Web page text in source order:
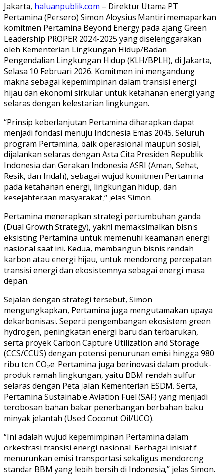
Jakarta, haluanpublik.com – Direktur Utama PT
Pertamina (Persero) Simon Aloysius Mantiri memaparkan
komitmen Pertamina Beyond Energy pada ajang Green
Leadership PROPER 2024-2025 yang diselenggarakan
oleh Kementerian Lingkungan Hidup/Badan
Pengendalian Lingkungan Hidup (KLH/BPLH), di Jakarta,
Selasa 10 Februari 2026. Komitmen ini mengandung
makna sebagai kepemimpinan dalam transisi energi
hijau dan ekonomi sirkular untuk ketahanan energi yang
selaras dengan kelestarian lingkungan.
“Prinsip keberlanjutan Pertamina diharapkan dapat
menjadi fondasi menuju Indonesia Emas 2045. Seluruh
program Pertamina, baik operasional maupun sosial,
dijalankan selaras dengan Asta Cita Presiden Republik
Indonesia dan Gerakan Indonesia ASRI (Aman, Sehat,
Resik, dan Indah), sebagai wujud komitmen Pertamina
pada ketahanan energi, lingkungan hidup, dan
kesejahteraan masyarakat,“ jelas Simon.
Pertamina menerapkan strategi pertumbuhan ganda
(Dual Growth Strategy), yakni memaksimalkan bisnis
eksisting Pertamina untuk memenuhi keamanan energi
nasional saat ini. Kedua, membangun bisnis rendah
karbon atau energi hijau, untuk mendorong percepatan
transisi energi dan ekosistemnya sebagai energi masa
depan.
Sejalan dengan strategi tersebut, Simon
mengungkapkan, Pertamina juga mengutamakan upaya
dekarbonisasi. Seperti pengembangan ekosistem green
hydrogen, peningkatan energi baru dan terbarukan,
serta proyek Carbon Capture Utilization and Storage
(CCS/CCUS) dengan potensi penurunan emisi hingga 980
ribu ton CO₂e. Pertamina juga berinovasi dalam produk-
produk ramah lingkungan, yaitu BBM rendah sulfur
selaras dengan Peta Jalan Kementerian ESDM. Serta,
Pertamina Sustainable Aviation Fuel (SAF) yang menjadi
terobosan bahan bakar penerbangan berbahan baku
minyak jelantah (Used Coconut Oil/UCO).
“Ini adalah wujud kepemimpinan Pertamina dalam
orkestrasi transisi energi nasional. Berbagai inisiatif
menurunkan emisi transportasi sekaligus mendorong
standar BBM yang lebih bersih di Indonesia,” jelas Simon.